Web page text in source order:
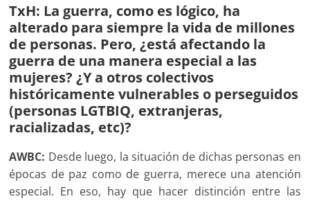
TxH: La guerra, como es lógico, ha
alterado para siempre la vida de millones
de personas. Pero, ¿está afectando la
guerra de una manera especial a las
mujeres? ¿Y a otros colectivos
históricamente vulnerables o perseguidos
(personas LGTBIQ, extranjeras,
racializadas, etc)?
AWBC: Desde luego, la situación de dichas personas en
épocas de paz como de guerra, merece una atención
especial. En eso, hay que hacer distinción entre las